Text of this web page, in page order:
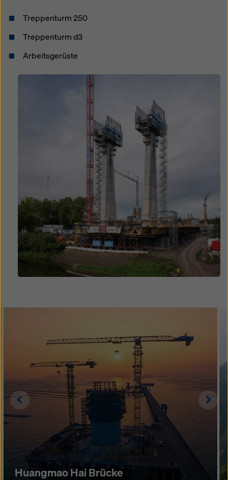
Treppenturm 250
Treppenturm d3
Arbeitsgerüste
Open
Huangmao Hai Brücke
Left